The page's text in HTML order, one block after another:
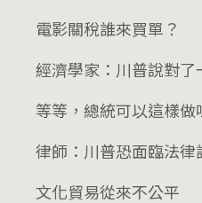
電影關稅誰來買單？
經濟學家：川普說對了
等等，總統可以這樣做
律師：川普恐面臨法律
文化貿易從來不公平